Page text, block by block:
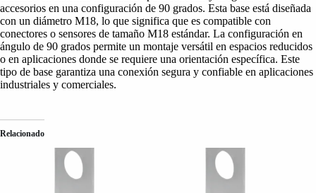
accesorios en una configuración de 90 grados. Esta base está diseñada
con un diámetro M18, lo que significa que es compatible con
conectores o sensores de tamaño M18 estándar. La configuración en
ángulo de 90 grados permite un montaje versátil en espacios reducidos
o en aplicaciones donde se requiere una orientación específica. Este
tipo de base garantiza una conexión segura y confiable en aplicaciones
industriales y comerciales.
Relacionado